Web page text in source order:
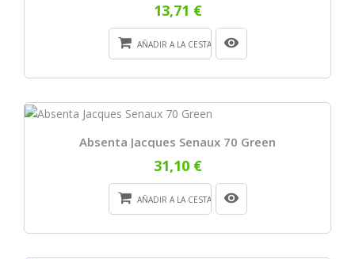
13,71 €
AÑADIR A LA CESTA
Absenta Jacques Senaux 70 Green
31,10 €
AÑADIR A LA CESTA